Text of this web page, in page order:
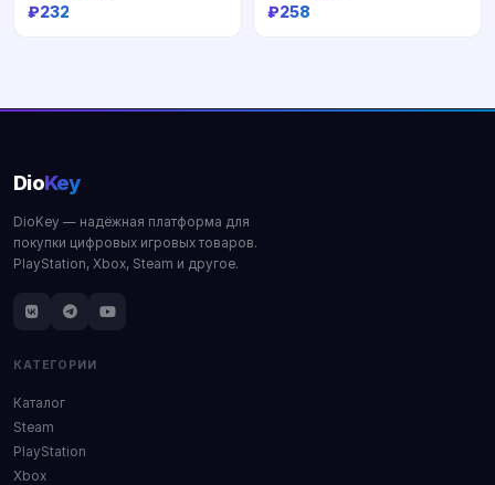
₽232 ₽258
DioKey
DioKey — надёжная платформа для
покупки цифровых игровых товаров.
PlayStation, Xbox, Steam и другое.
КАТЕГОРИИ
Каталог
Steam
PlayStation
Xbox